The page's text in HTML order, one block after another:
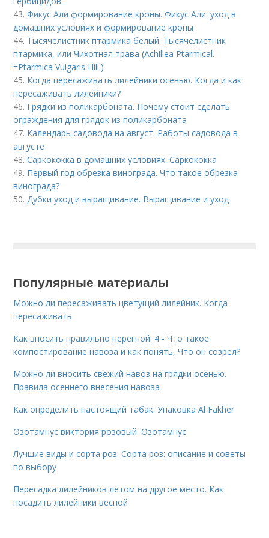
43.Фикус Али формирование кроны. Фикус Али: уход в
домашних условиях и формирование кроны
44. Тысячелистник птармика белый. Тысячелистник
птармика, или Чихотная трава (Achillea Ptarmical.
=Ptarmica Vulgaris Hill.)
45. Когда пересаживать лилейники осенью. Когда и как
пересаживать лилейники?
46. Грядки из поликарбоната. Почему стоит сделать
ограждения для грядок из поликарбоната
47. Календарь садовода на август. Работы садовода в
августе
48.Саркококка в домашних условиях. Саркококка
49. Первый год обрезка винограда. Что такое обрезка
винограда?
50.Дубки уход и выращивание. Выращивание и уход
Популярные материалы
Можно ли пересаживать цветущий лилейник. Когда
пересаживать
Как вносить правильно перегной. 4 - Что такое
компостирование навоза и как понять, Что он созрел?
Можно ли вносить свежий навоз на грядки осенью.
Правила осеннего внесения навоза
Как определить настоящий табак. Упаковка Al Fakher
Озотамнус виктория розовый. Озотамнус
Лучшие виды и сорта роз. Сорта роз: описание и советы
по выбору
Пересадка лилейников летом на другое место. Как
посадить лилейники весной